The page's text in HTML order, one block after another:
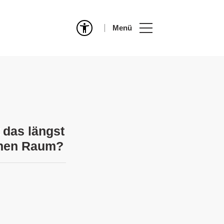
Menü
längst
Raum?